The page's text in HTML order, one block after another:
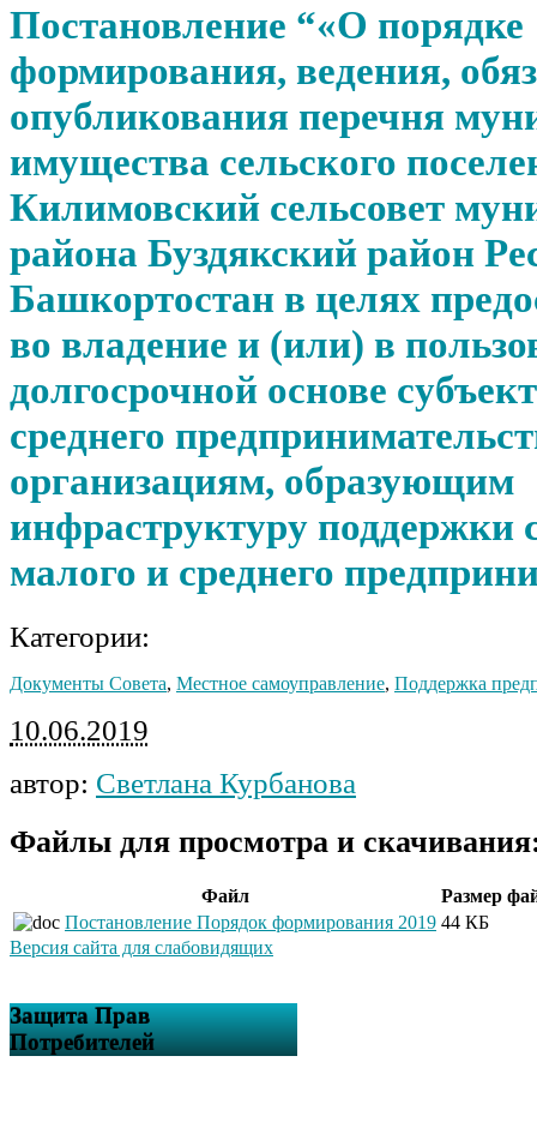
Постановление “«О порядке
формирования, ведения,
опубликования перечня
имущества сельского
Килимовский сельсовет
района Буздякский район
Башкортостан в целях
во владение и (или) в
долгосрочной основе
среднего
организациям, образующим
инфраструктуру поддержки
малого и среднего
Категории:
Документы Совета, Местное самоуправление, Поддержка
10.06.2019
автор: Светлана Курбанова
Файлы для просмотра и
Файл
Размер
Постановление Порядок формирования 2019 44 КБ
Версия сайта для слабовидящих
Защита Прав
Потребителей